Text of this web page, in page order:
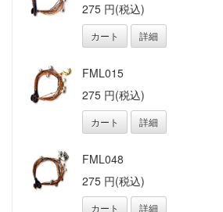
275 円(税込)
カート 詳細
FML015
275 円(税込)
カート 詳細
FML048
275 円(税込)
カート 詳細